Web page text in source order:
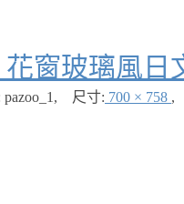
花窗玻璃風
, 尺寸: 700 × 758 ,